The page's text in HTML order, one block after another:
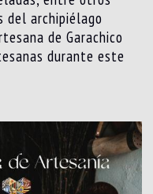
del archipiélago
de Garachico
durante este